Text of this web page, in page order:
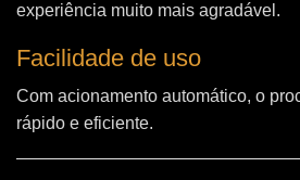
experiência muito mais agradável.
Facilidade de uso
Com acionamento automático, o
rápido e eficiente.